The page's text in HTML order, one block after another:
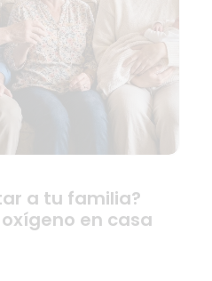
a tu familia?
en casa